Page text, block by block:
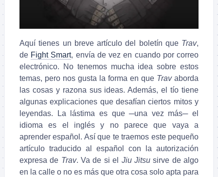
Aquí tienes un breve artículo del boletín que Trav,
de Fight Smart, envía de vez en cuando por correo
electrónico. No tenemos mucha idea sobre estos
temas, pero nos gusta la forma en que Travaborda
las cosas y razona sus ideas. Además, el tío tiene
algunas explicaciones que desafían ciertos mitos y
leyendas. La lástima es que ─una vez más─ el
idioma es el inglés y no parece que vaya a
aprender español. Así que te traemos este pequeño
artículo traducido al español con la autorización
expresa de Trav. Va de si el Jiu Jitsusirve de algo
en la calle o no es más que otra cosa solo apta para